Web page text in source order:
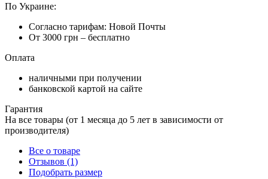
По Украине:
Согласно тарифам: Новой Почты
От 3000 грн – бесплатно
Оплата
наличными при получении
банковской картой на сайте
Гарантия
На все товары (от 1 месяца до 5 лет в зависимости от
производителя)
Все о товаре
Отзывов (1)
Подобрать размер